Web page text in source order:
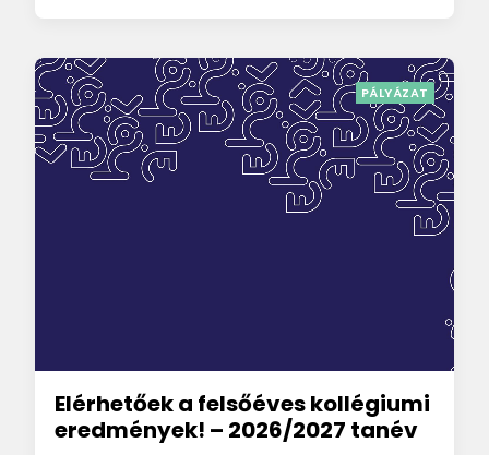
PÁLYÁZAT
Elérhetőek a felsőéves kollégiumi
eredmények! – 2026/2027 tanév